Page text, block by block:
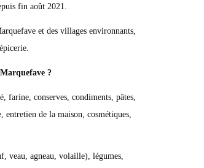
fin août 2021.
et des villages environnants,
?
farine, conserves, condiments, pâtes,
de la maison, cosmétiques,
veau, agneau, volaille), légumes,